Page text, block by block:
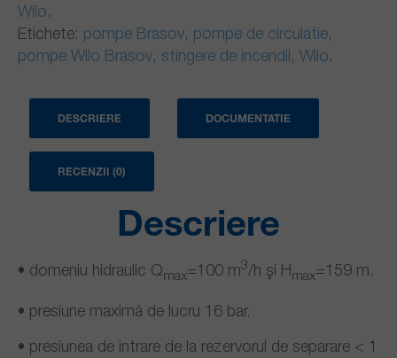
Wilo.
Etichete: pompe Brasov, pompe de circulatie,
pompe Wilo Brasov, stingere de incendii, Wilo.
DESCRIERE DOCUMENTATIE
RECENZII (0)
Descriere
• domeniu hidraulic Qmax=100 m3/h şi Hmax=159 m.
• presiune maximă de lucru 16 bar.
• presiunea de intrare de la rezervorul de separare < 1